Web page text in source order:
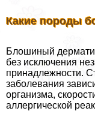
Какие породы
Блошиный
без исключения
принадлежности.
заболевания
организма,
аллергической